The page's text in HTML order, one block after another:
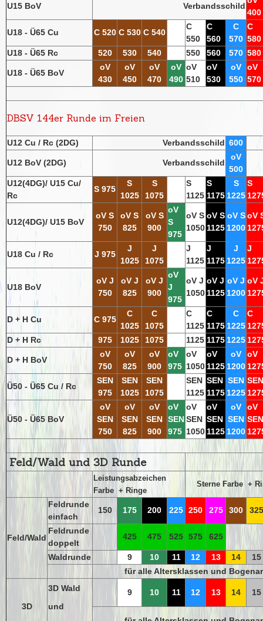
U15 BoV Verbandsschild
400
U18 - Ü65 Cu C 520 C 530 C 540
C
550
C
560
C
570
C
580
U18 - Ü65 Rc
520 530 540 550 560 570 580
U18 - Ü65 BoV
oV
430
oV
450
oV
470
oV
490
oV
510
oV
530
oV
550
oV
570
DBSV 144er Runde im Freien
U12 Cu / Rc (2DG) Verbandsschild 600
U12 BoV (2DG) Verbandsschild
oV
500
U12(4DG)/ U15 Cu/
Rc
S 975
S
1025
S
1075
S
1125
S
1175
S
1225
S
U12(4DG)/ U15 BoV
oV S
750
oV S
825
oV S
900
oV
S
975
oV S
1050
oV S
1125
oV S
1200
oV
U18 Cu / Rc J 975
J
1025
J
1075
J
1125
J
1175
J
1225
J
U18 BoV
oV J
750
oV J
825
oV J
900
oV
J
975
oV J
1050
oV J
1125
oV J
1200
oV
D + H Cu C 975
C
1025
C
1075
C
1125
C
1175
C
1225
C
D + H Rc
975 1025 1075 1125 1175 1225
D + H BoV
oV
750
oV
825
oV
900
oV
975
oV
1050
oV
1125
oV
1200
oV
Ü50 - Ü65 Cu / Rc
SEN
975
SEN
1025
SEN
1075
SEN
1125
SEN
1175
SEN
1225
SEN
Ü50 - Ü65 BoV
oV
SEN
750
oV
SEN
825
oV
SEN
900
oV
SEN
975
oV
SEN
1050
oV
SEN
1125
oV
SEN
1200
oV
SEN
Feld/Wald und 3D Runde
Leistungsabzeichen
Farbe + Ringe
Sterne Farbe +
Feld/Wald
Feldrunde
einfach
150 175 200 225 250 275 300 325
Feldrunde
doppelt
425 475 525 575 625
Waldrunde 9 10 11 12 13 14
15
für alle Altersklassen und
3D
3D Wald
und
9 10 11 12 13 14 15